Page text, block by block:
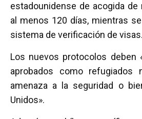
estadounidense de acogida de
al menos 120 días, mientras
sistema de verificación de visas.
Los nuevos protocolos deben
aprobados como refugiados
amenaza a la seguridad o
Unidos».